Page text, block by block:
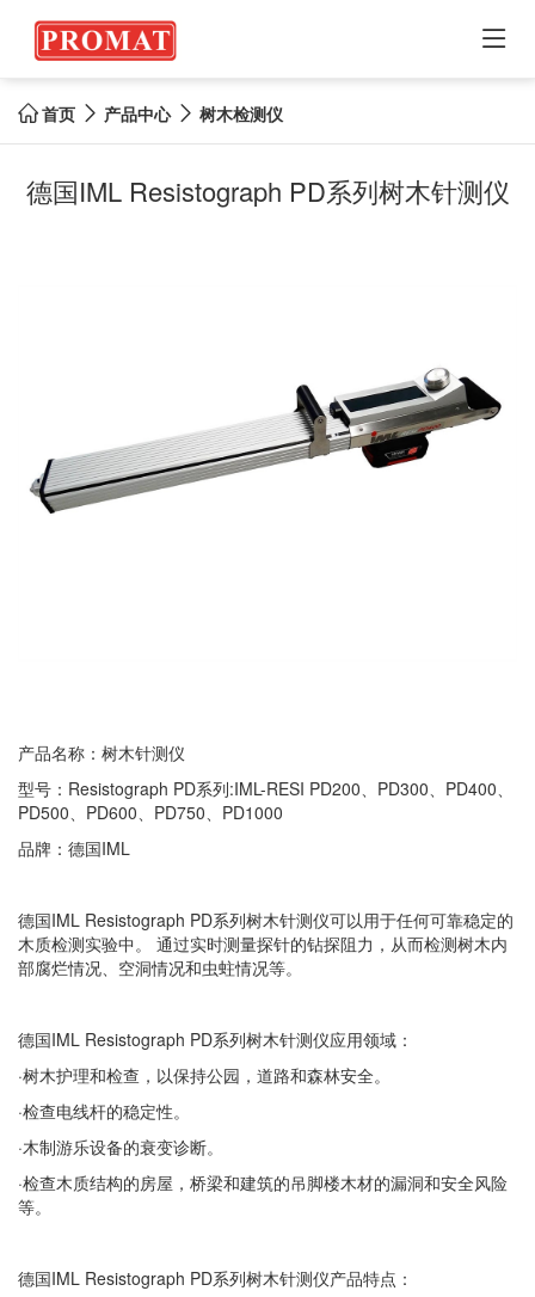

 首页  产品中心  树木检测仪
德国IML Resistograph PD系列树木针测仪
产品名称：树木针测仪
型号：Resistograph PD系列:IML-RESI PD200、PD300、PD400、
PD500、PD600、PD750、PD1000
品牌：德国IML
德国IML Resistograph PD系列树木针测仪可以用于任何可靠稳定的
木质检测实验中。 通过实时测量探针的钻探阻力，从而检测树木内
部腐烂情况、空洞情况和虫蛀情况等。
德国IML Resistograph PD系列树木针测仪应用领域：
·树木护理和检查，以保持公园，道路和森林安全。
·检查电线杆的稳定性。
·木制游乐设备的衰变诊断。
·检查木质结构的房屋，桥梁和建筑的吊脚楼木材的漏洞和安全风险
等。
德国IML Resistograph PD系列树木针测仪产品特点：